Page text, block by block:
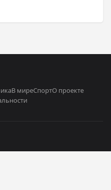
В миреСпортО проекте